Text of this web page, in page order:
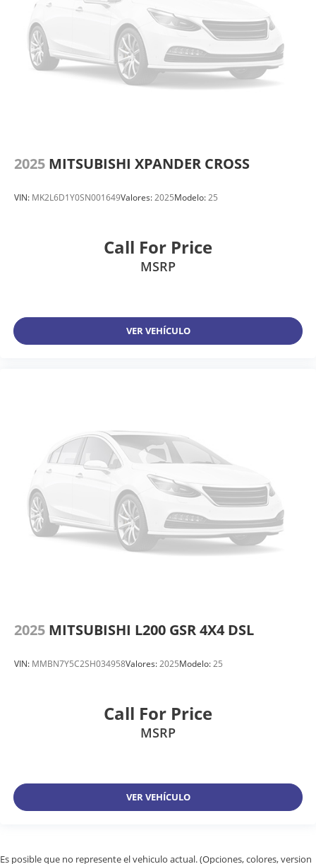
2025 MITSUBISHI XPANDER CROSS
VIN: MK2L6D1Y0SN001649Valores:2025Modelo:25
Call For Price
MSRP
VER VEHÍCULO
2025 MITSUBISHI L200 GSR 4X4 DSL
VIN: MMBN7Y5C2SH034958Valores:2025Modelo:25
Call For Price
MSRP
VER VEHÍCULO
Es posible que no represente el vehiculo actual. (Opciones, colores, version